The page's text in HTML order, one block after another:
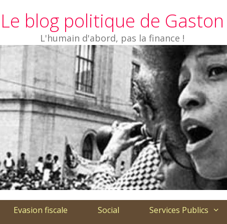
Le blog politique de Gaston
L'humain d'abord, pas la finance !
Evasion fiscale Social Services Publics